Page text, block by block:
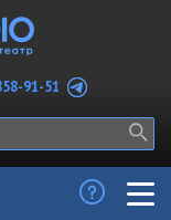
91-51